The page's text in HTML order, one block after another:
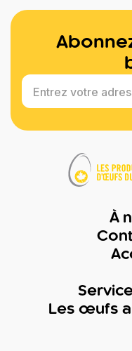
Entrez votre
À
Les œufs